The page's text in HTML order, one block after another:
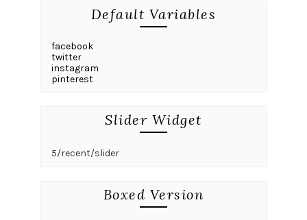
Default Variables
facebook
twitter
instagram
pinterest
Slider Widget
5/recent/slider
Boxed Version